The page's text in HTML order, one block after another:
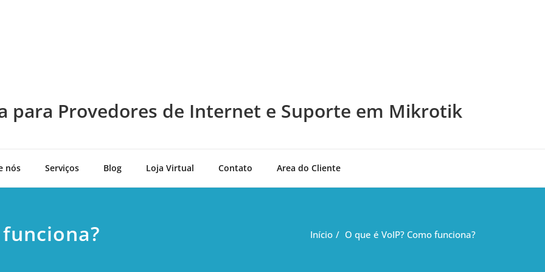
para Provedores de Internet e Suporte em Mikrotik
nós Serviços Blog Loja Virtual Contato Area do Cliente
funciona? Início O que é VoIP? Como funciona?